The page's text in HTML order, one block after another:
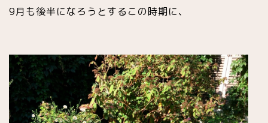
9月も後半になろうとするこの時期に、